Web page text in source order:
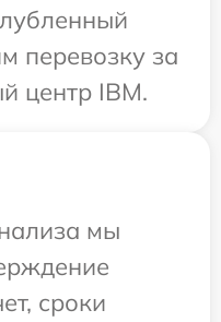
перевозку за
центр IBM.
мы
сроки